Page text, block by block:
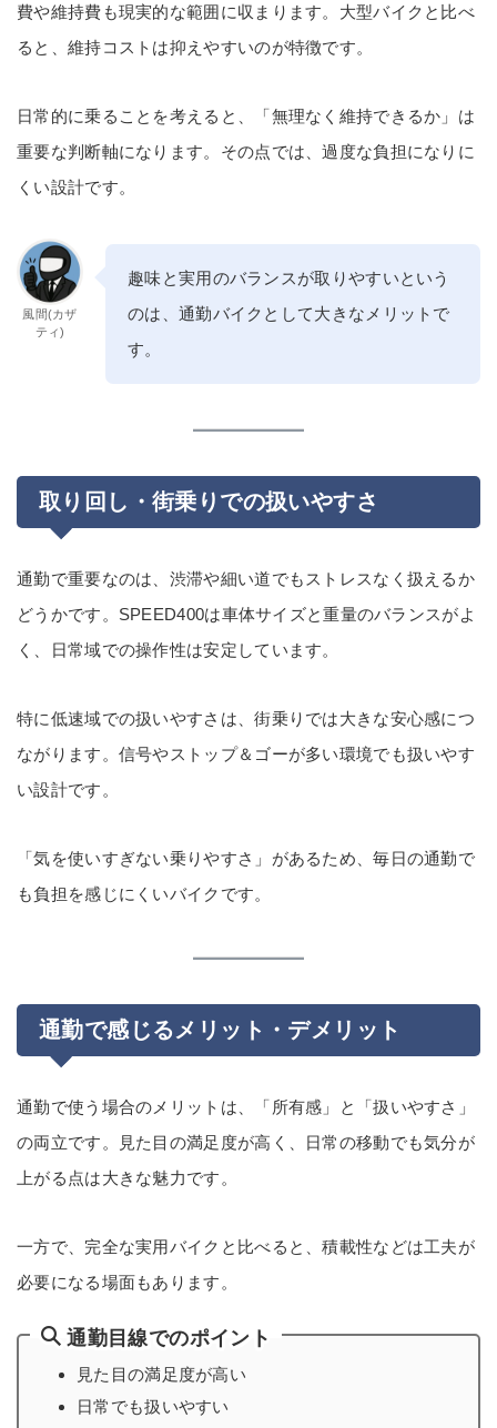
費や維持費も現実的な範囲に収まります。大型バイクと比べ
ると、維持コストは抑えやすいのが特徴です。
日常的に乗ることを考えると、「無理なく維持できるか」は
重要な判断軸になります。その点では、過度な負担になりに
くい設計です。
風間(カザ
ティ)
趣味と実用のバランスが取りやすいという
のは、通勤バイクとして大きなメリットで
す。
取り回し・街乗りでの扱いやすさ
通勤で重要なのは、渋滞や細い道でもストレスなく扱えるか
どうかです。SPEED400は車体サイズと重量のバランスがよ
く、日常域での操作性は安定しています。
特に低速域での扱いやすさは、街乗りでは大きな安心感につ
ながります。信号やストップ＆ゴーが多い環境でも扱いやす
い設計です。
「気を使いすぎない乗りやすさ」があるため、毎日の通勤で
も負担を感じにくいバイクです。
通勤で感じるメリット・デメリット
通勤で使う場合のメリットは、「所有感」と「扱いやすさ」
の両立です。見た目の満足度が高く、日常の移動でも気分が
上がる点は大きな魅力です。
一方で、完全な実用バイクと比べると、積載性などは工夫が
必要になる場面もあります。
通勤目線でのポイント
見た目の満足度が高い
日常でも扱いやすい